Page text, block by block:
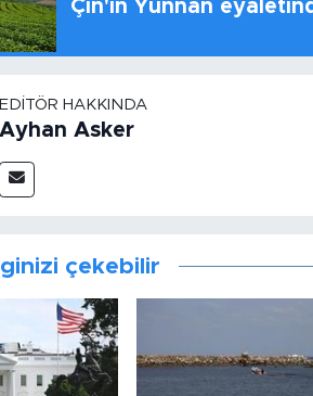
Çin'in Yunnan
EDITÖR HAKKINDA
Ayhan Asker
çekebilir